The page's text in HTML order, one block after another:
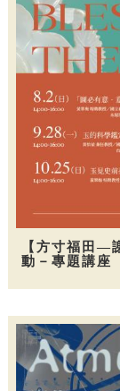
【方寸福田—
動－專題講座